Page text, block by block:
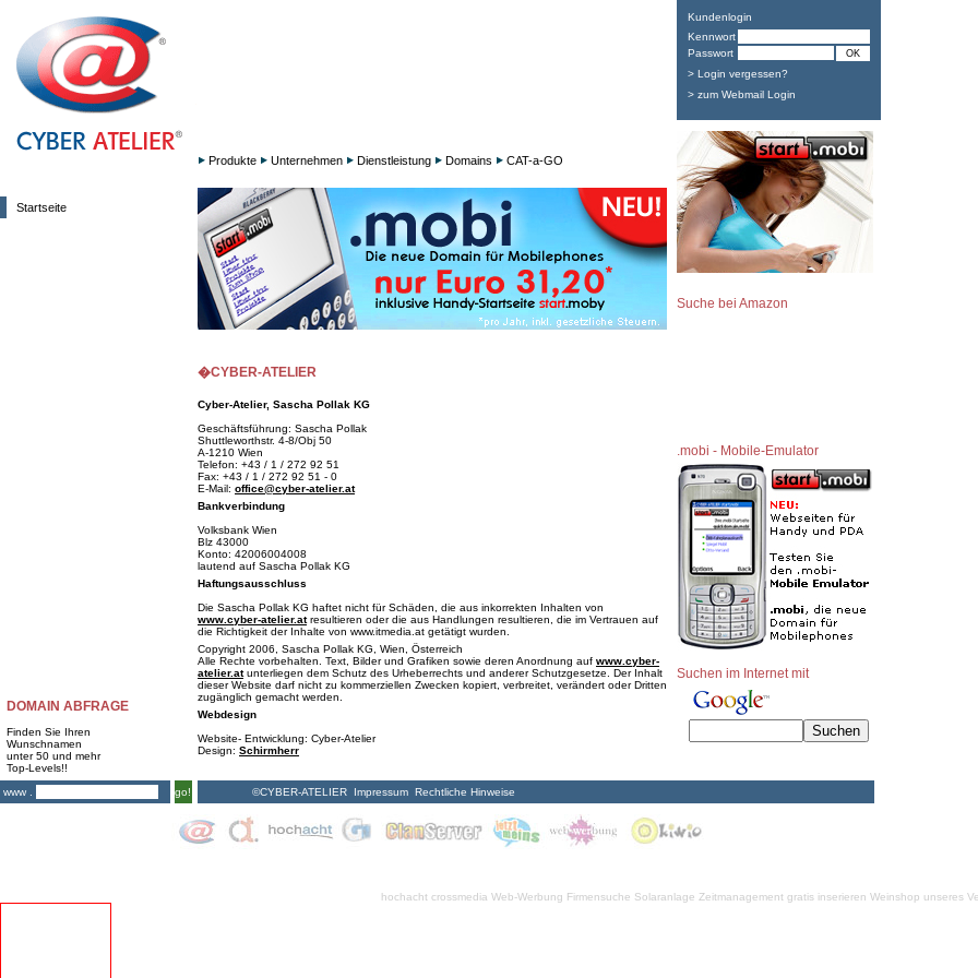
Startseite
DOMAIN ABFRAGE
Finden Sie Ihren
Wunschnamen
unter 50 und mehr
Top-Levels!!
www .
go!
Produkte Unternehmen Dienstleistung Domains CAT-a-GO
�CYBER-ATELIER
Cyber-Atelier, Sascha Pollak KG
Geschäftsführung: Sascha Pollak
Shuttleworthstr. 4-8/Obj 50
A-1210 Wien
Telefon: +43 / 1 / 272 92 51
Fax: +43 / 1 / 272 92 51 - 0
E-Mail: office@cyber-atelier.at
Bankverbindung
Volksbank Wien
Blz 43000
Konto: 42006004008
lautend auf Sascha Pollak KG
Haftungsausschluss
Die Sascha Pollak KG haftet nicht für Schäden, die aus inkorrekten Inhalten von
www.cyber-atelier.atresultieren oder die aus Handlungen resultieren, die im Vertrauen auf
die Richtigkeit der Inhalte von www.itmedia.at getätigt wurden.
Copyright 2006, Sascha Pollak KG, Wien, Österreich
Alle Rechte vorbehalten. Text, Bilder und Grafiken sowie deren Anordnung auf www.cyber-
atelier.atunterliegen dem Schutz des Urheberrechts und anderer Schutzgesetze. Der Inhalt
dieser Website darf nicht zu kommerziellen Zwecken kopiert, verbreitet, verändert oder Dritten
zugänglich gemacht werden.
Webdesign
Website- Entwicklung: Cyber-Atelier
Design: Schirmherr
©CYBER-ATELIER Impressum Rechtliche Hinweise
Kundenlogin
Kennwort
Passwort
> Login vergessen?
> zum Webmail Login
Suche bei Amazon
.mobi - Mobile-Emulator
Suchen im Internet mit
hochacht crossmedia Web-Werbung Firmensuche Solaranlage Zeitmanagement gratis inserieren Weinshop unseres